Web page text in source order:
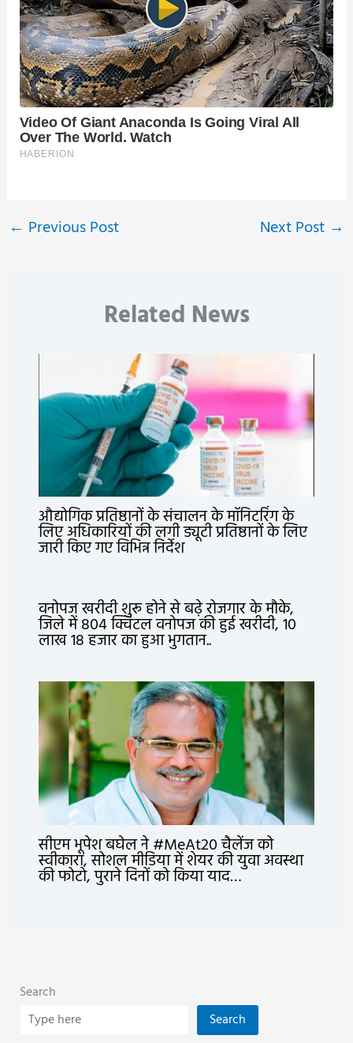
← Previous Post Next Post →
Related News
औद्योगिक प्रतिष्ठानों के संचालन के मॉनिटरिंग के
लिए अधिकारियों की लगी ड्यूटी प्रतिष्ठानों के लिए
जारी किए गए विभिन्न निर्देश
वनोपज खरीदी शुरू होने से बढ़े रोजगार के मौके,
जिले में 804 क्विंटल वनोपज की हुई खरीदी, 10
लाख 18 हजार का हुआ भुगतान..
सीएम भूपेश बघेल ने #MeAt20 चैलेंज को
स्वीकारा, सोशल मीडिया में शेयर की युवा अवस्था
की फोटो, पुराने दिनों को किया याद…
Search
Search